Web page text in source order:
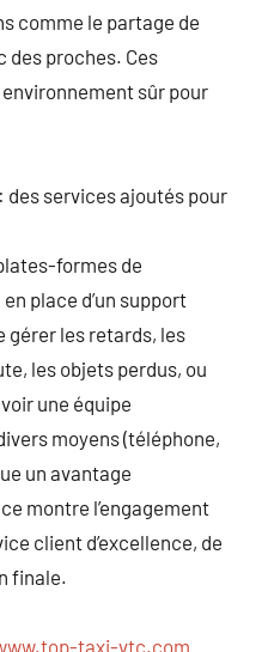
comme le partage de
des proches. Ces
sûr pour
services ajoutés pour
formes de
place d’un support
gérer les retards, les
les objets perdus, ou
une équipe
moyens (téléphone,
un avantage
montre l’engagement
client d’excellence, de
finale.
taxi-vtc.com